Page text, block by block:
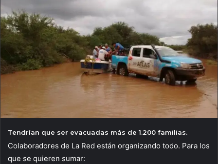
Tendrían que ser evacuadas más de 1.200 familias.
Colaboradores de La Red están organizando todo. Para los
que se quieren sumar: